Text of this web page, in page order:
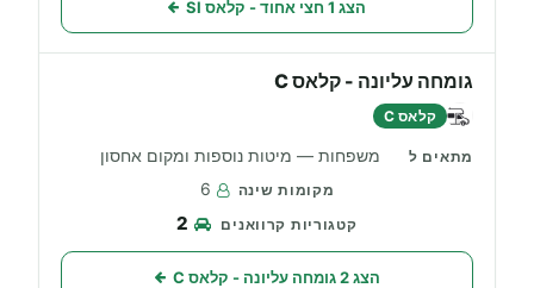
הצג 1 חצי אחוד - קלאס SI
גומחה עליונה - קלאס C
קלאס C
משפחות — מיטות נוספות ומקום אחסון
6
2
הצג 2 גומחה עליונה - קלאס C